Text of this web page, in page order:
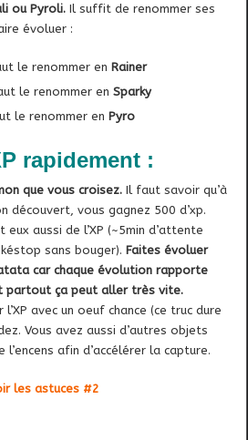
ou Pyroli.Il suffit de renommer ses
évoluer :
le renommer enRainer
le renommer enSparky
le renommer enPyro
rapidement :
que vous croisez. Il faut savoir qu’à
découvert, vous gagnez 500 d’xp.
aussi de l’XP (~5min d’attente
sans bouger).Faites évoluer
car chaque évolution rapporte
partout ça peut aller très vite.
avec un oeuf chance (ce truc dure
Vous avez aussi d’autres objets
afin d’accélérer la capture.
les astuces #2